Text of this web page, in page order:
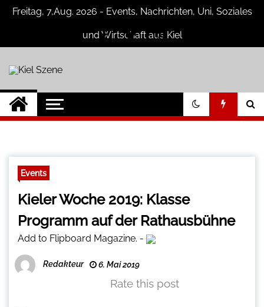
SkipFreitag, 7,Aug. 2026 - Events, Nachrichten, Uni, Soziales
und Wirtschaft aus Kiel
Kiel Szene
Neuigkeiten und Nachrichten aus Kiel
und Umgebung
Events
Kieler Woche 2019: Klasse
Programm auf der Rathausbühne
Add to Flipboard Magazine. -
Redakteur 6. Mai 2019
Rate this post